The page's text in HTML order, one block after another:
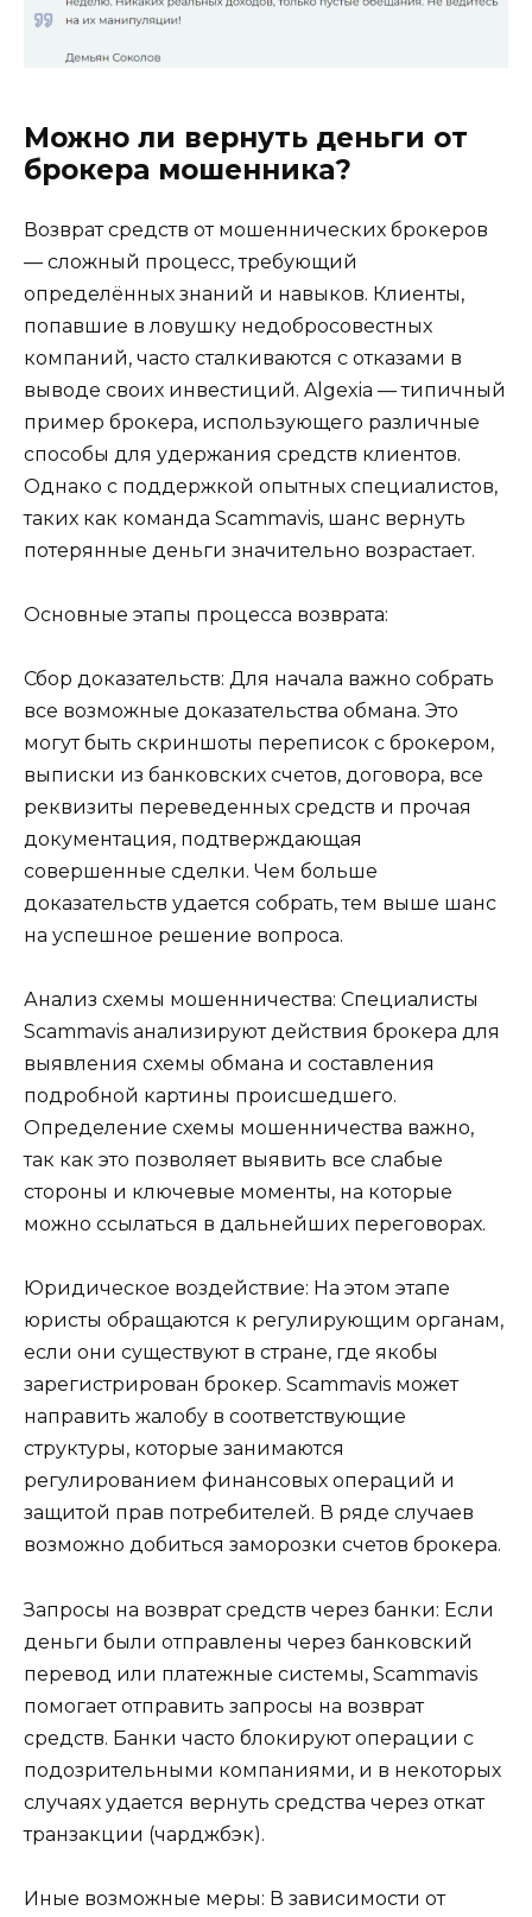
Можно ли вернуть деньги от
брокера мошенника?
Возврат средств от мошеннических брокеров
— сложный процесс, требующий
определённых знаний и навыков. Клиенты,
попавшие в ловушку недобросовестных
компаний, часто сталкиваются с отказами в
выводе своих инвестиций. Algexia — типичный
пример брокера, использующего различные
способы для удержания средств клиентов.
Однако с поддержкой опытных специалистов,
таких как команда Scammavis, шанс вернуть
потерянные деньги значительно возрастает.
Основные этапы процесса возврата:
Сбор доказательств: Для начала важно собрать
все возможные доказательства обмана. Это
могут быть скриншоты переписок с брокером,
выписки из банковских счетов, договора, все
реквизиты переведенных средств и прочая
документация, подтверждающая
совершенные сделки. Чем больше
доказательств удается собрать, тем выше шанс
на успешное решение вопроса.
Анализ схемы мошенничества: Специалисты
Scammavis анализируют действия брокера для
выявления схемы обмана и составления
подробной картины происшедшего.
Определение схемы мошенничества важно,
так как это позволяет выявить все слабые
стороны и ключевые моменты, на которые
можно ссылаться в дальнейших переговорах.
Юридическое воздействие: На этом этапе
юристы обращаются к регулирующим органам,
если они существуют в стране, где якобы
зарегистрирован брокер. Scammavis может
направить жалобу в соответствующие
структуры, которые занимаются
регулированием финансовых операций и
защитой прав потребителей. В ряде случаев
возможно добиться заморозки счетов брокера.
Запросы на возврат средств через банки: Если
деньги были отправлены через банковский
перевод или платежные системы, Scammavis
помогает отправить запросы на возврат
средств. Банки часто блокируют операции с
подозрительными компаниями, и в некоторых
случаях удается вернуть средства через откат
транзакции (чарджбэк).
Иные возможные меры: В зависимости от